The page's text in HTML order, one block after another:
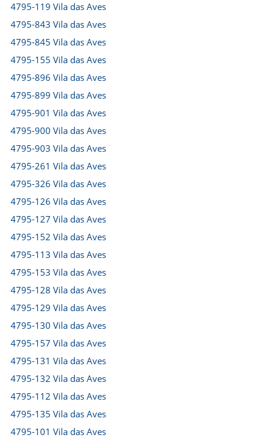
4795-119 Vila das Aves
4795-843 Vila das Aves
4795-845 Vila das Aves
4795-155 Vila das Aves
4795-896 Vila das Aves
4795-899 Vila das Aves
4795-901 Vila das Aves
4795-900 Vila das Aves
4795-903 Vila das Aves
4795-261 Vila das Aves
4795-326 Vila das Aves
4795-126 Vila das Aves
4795-127 Vila das Aves
4795-152 Vila das Aves
4795-113 Vila das Aves
4795-153 Vila das Aves
4795-128 Vila das Aves
4795-129 Vila das Aves
4795-130 Vila das Aves
4795-157 Vila das Aves
4795-131 Vila das Aves
4795-132 Vila das Aves
4795-112 Vila das Aves
4795-135 Vila das Aves
4795-101 Vila das Aves